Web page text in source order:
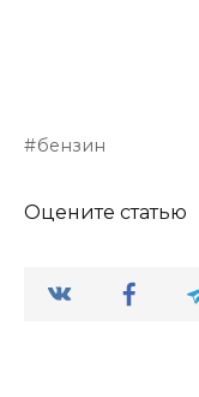
бензин
Оцените статью